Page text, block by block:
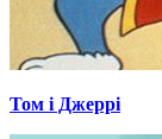
Том і Джеррі